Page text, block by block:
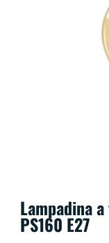
Lampadina
PS160 E27